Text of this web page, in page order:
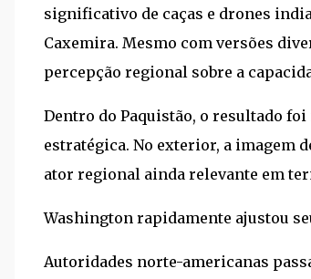
significativo de caças e drones
Caxemira. Mesmo com versões
percepção regional sobre a
Dentro do Paquistão, o resultado
estratégica. No exterior, a imagem
ator regional ainda relevante em
Washington rapidamente ajustou
Autoridades norte-americanas